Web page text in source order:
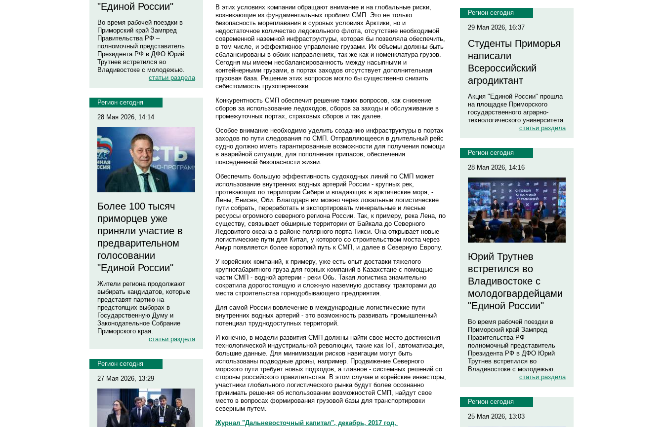
"Единой России"
Во время рабочей поездки в
Приморский край Зампред
Правительства РФ –
полномочный представитель
Президента РФ в ДФО Юрий
Трутнев встретился во
Владивостоке с молодежью.
статьи раздела
Регион сегодня
28 Мая 2026, 14:14
Более 100 тысяч
приморцев уже
приняли участие в
предварительном
голосовании
"Единой России"
Жители региона продолжают
выбирать кандидатов, которые
представят партию на
предстоящих выборах в
Государственную Думу и
Законодательное Собрание
Приморского края.
статьи раздела
Регион сегодня
27 Мая 2026, 13:29
В этих условиях компании обращают внимание и на глобальные риски,
возникающие из фундаментальных проблем СМП. Это не только
безопасность мореплавания в суровых условиях Арктики, но и
недостаточное количество ледокольного флота, отсутствие необходимой
современной наземной инфраструктуры, которая бы позволяла обеспечить,
в том числе, и эффективное управление грузами. Их объемы должны быть
сбалансированы в обоих направлениях, так же как и номенклатура грузов.
Сегодня мы имеем несбалансированность между насыпными и
контейнерными грузами, в портах заходов отсутствует дополнительная
грузовая база. Решение этих вопросов могло бы существенно снизить
себестоимость грузоперевозки.
Конкурентность СМП обеспечит решение таких вопросов, как снижение
сборов за использование ледоходов, сборов за заходы и обслуживание в
промежуточных портах, страховых сборов и так далее.
Особое внимание необходимо уделить созданию инфраструктуры в портах
заходов по пути следования по СМП. Отправляющееся в длительный рейс
судно должно иметь гарантированные возможности для получения помощи
в аварийной ситуации, для пополнения припасов, обеспечения
повседневной безопасности жизни.
Обеспечить большую эффективность судоходных линий по СМП может
использование внутренних водных артерий России - крупных рек,
протекающих по территории Сибири и впадающих в арктические моря, -
Лены, Енисея, Оби. Благодаря им можно через локальные логистические
пути собрать, переработать и экспортировать минеральные и лесные
ресурсы огромного северного региона России. Так, к примеру, река Лена, по
существу, связывает обширные территории от Байкала до Северного
Ледовитого океана в районе полярного порта Тикси. Она открывает новые
логистические пути для Китая, у которого со строительством моста через
Амур появляется более короткий путь к СМП, и далее в Северную Европу.
У корейских компаний, к примеру, уже есть опыт доставки тяжелого
крупногабаритного груза для горных компаний в Казахстане с помощью
части СМП - водной артерии - реки Обь. Такая логистика значительно
сократила дорогостоящую и сложную наземную доставку тракторами до
места строительства горнодобывающего предприятия.
Для самой России вовлечение в международные логистические пути
внутренних водных артерий - это возможность развивать промышленный
потенциал труднодоступных территорий.
И конечно, в модели развития СМП должны найти свое место достижения
технологической индустриальной революции, такие как IoT, автоматизация,
большие данные. Для минимизации рисков навигации могут быть
использованы подводные дроны, например. Продвижение Северного
морского пути требует новых подходов, а главное - системных решений со
стороны российского правительства. В этом случае и корейские инвесторы,
участники глобального логистического рынка будут более осознанно
принимать решения об использовании возможностей СМП, найдут свое
место в вопросах формирования грузовой базы для транспортировки
северным путем.
Журнал "Дальневосточный капитал", декабрь, 2017 год.
Регион сегодня
29 Мая 2026, 16:37
Студенты Приморья
написали
Всероссийский
агродиктант
Акция "Единой России" прошла
на площадке Приморского
государственного аграрно-
технологического университета
статьи раздела
Регион сегодня
28 Мая 2026, 14:16
Юрий Трутнев
встретился во
Владивостоке с
молодогвардейцами
"Единой России"
Во время рабочей поездки в
Приморский край Зампред
Правительства РФ –
полномочный представитель
Президента РФ в ДФО Юрий
Трутнев встретился во
Владивостоке с молодежью.
статьи раздела
Регион сегодня
25 Мая 2026, 13:03